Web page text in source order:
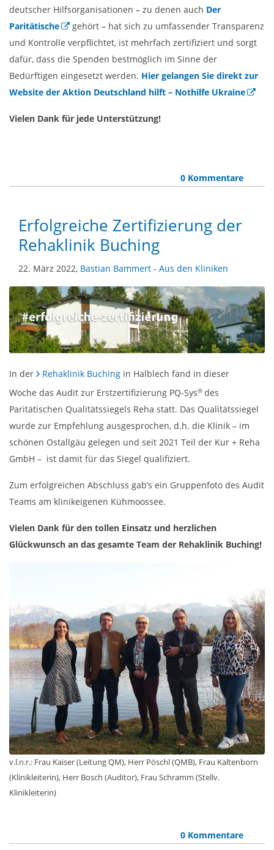
deutscher Hilfsorganisationen – zu denen auch Der
Paritätische
gehört – hat sich zu umfassender Transparenz
und Kontrolle verpflichtet, ist mehrfach zertifiziert und sorgt
dafür, dass die Spenden bestmöglich im Sinne der
Bedürftigen eingesetzt werden. Hier gelangen Sie direkt zur
Website der Aktion Deutschland hilft – Nothilfe Ukraine
Vielen Dank für jede Unterstützung!
0 Kommentare
Erfolgreiche Zertifizierung der
Rehaklinik Buching
22. März 2022, Bastian Bammert - Aus den Kliniken
In der Rehaklinik Buching in Halblech fand in dieser
Woche das Audit zur Erstzertifizierung PQ-Sys® des
Paritätischen Qualitätssiegels Reha statt. Das Qualitätssiegel
wurde zur Empfehlung ausgesprochen, d.h. die Klinik – im
schönen Ostallgäu gelegen und seit 2021 Teil der Kur + Reha
GmbH – ist damit für das Siegel qualifiziert.
Zum erfolgreichen Abschluss gab’s ein Gruppenfoto des Audit
Teams am klinikeigenen Kühmoossee.
Vielen Dank für den tollen Einsatz und herzlichen
Glückwunsch an das gesamte Team der Rehaklinik Buching!
v.l.n.r.: Frau Kaiser (Leitung QM), Herr Pöschl (QMB), Frau Kaltenborn
(Klinikleiterin), Herr Bosch (Auditor), Frau Schramm (Stellv.
Klinikleiterin)
0 Kommentare